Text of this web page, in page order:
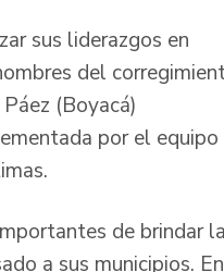
sus liderazgos en
del
(Boyacá)
por el equipo
de brindar la
a sus municipios. En